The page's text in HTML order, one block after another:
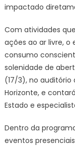
impactado
Com atividades
ações ao ar livre,
consumo
solenidade de
(17/3), no auditório
Horizonte, e
Estado e
Dentro da
eventos